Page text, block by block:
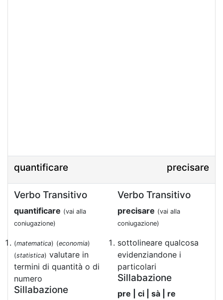
quantificare precisare
Verbo Transitivo
quantificare (vai alla
coniugazione)
(matematica) (economia)
(statistica) valutare in
termini di quantità o di
numero
Sillabazione
Verbo Transitivo
precisare (vai alla
coniugazione)
sottolineare qualcosa
evidenziandone i
particolari
Sillabazione
pre | ci | sà | re